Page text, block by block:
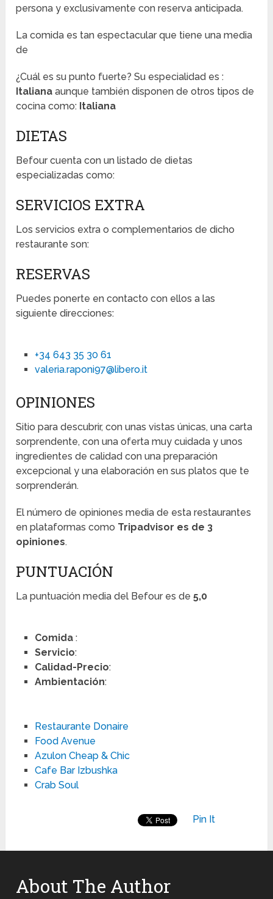
persona y exclusivamente con reserva anticipada.
La comida es tan espectacular que tiene una media
de
¿Cuál es su punto fuerte? Su especialidad es :
Italianaaunque también disponen de otros tipos de
cocina como: Italiana
DIETAS
Befour cuenta con un listado de dietas
especializadas como:
SERVICIOS EXTRA
Los servicios extra o complementarios de dicho
restaurante son:
RESERVAS
Puedes ponerte en contacto con ellos a las
siguiente direcciones:
+34 643 35 30 61
valeria.raponi97@libero.it
OPINIONES
Sitio para descubrir, con unas vistas únicas, una carta
sorprendente, con una oferta muy cuidada y unos
ingredientes de calidad con una preparación
excepcional y una elaboración en sus platos que te
sorprenderán.
El número de opiniones media de esta restaurantes
en plataformas como Tripadvisor es de 3
opiniones.
PUNTUACIÓN
La puntuación media del Befour es de5,0
Comida:
Servicio:
Calidad-Precio:
Ambientación:
Restaurante Donaire
Food Avenue
Azulon Cheap & Chic
Cafe Bar Izbushka
Crab Soul
Pin It
About The Author